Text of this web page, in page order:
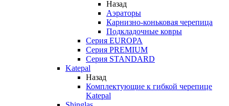
Назад
Аэраторы
Карнизно-коньковая черепица
Подкладочные ковры
Серия EUROPA
Серия PREMIUM
Серия STANDARD
Katepal
Назад
Комплектующие к гибкой черепице
Katepal